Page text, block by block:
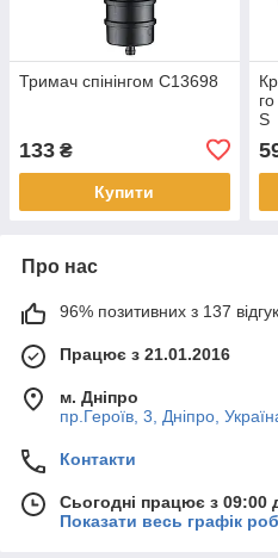
Тримач спінінгом C13698
133 ₴
Купити
S
Про нас
96% позитивних з 137
Працює з 21.01.2016
м. Дніпро
пр.Героїв, 3, Дніпро,
Контакти
Сьогодні працює з 09:00
Показати весь графік